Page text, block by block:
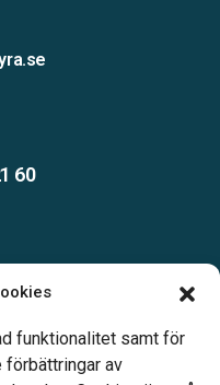
funktionalitet samt för
förbättringar av
60